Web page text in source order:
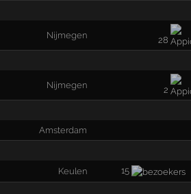
Nijmegen 28
Nijmegen 2
Amsterdam
Keulen 15